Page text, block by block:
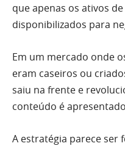
que apenas os ativos
disponibilizados para
Em um mercado onde
eram caseiros ou
saiu na frente e
conteúdo é
A estratégia parece ser